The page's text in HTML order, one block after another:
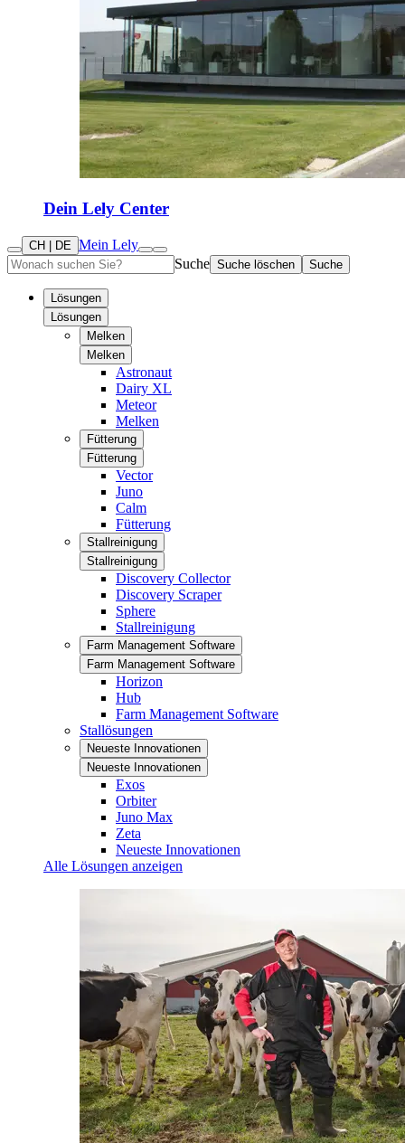
Dein Lely Center
CH | DE Mein Lely
Suche Suche löschen Suche
Lösungen
Lösungen
Melken
Melken
Astronaut
Dairy XL
Meteor
Melken
Fütterung
Fütterung
Vector
Juno
Calm
Fütterung
Stallreinigung
Stallreinigung
Discovery Collector
Discovery Scraper
Sphere
Stallreinigung
Farm Management Software
Farm Management Software
Horizon
Hub
Farm Management Software
Stallösungen
Neueste Innovationen
Neueste Innovationen
Exos
Orbiter
Juno Max
Zeta
Neueste Innovationen
Alle Lösungen anzeigen